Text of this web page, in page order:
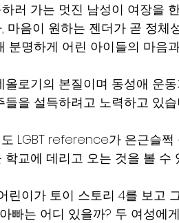
러 가는 멋진 남성이 여장을
마음이 원하는 젠더가 곧 정체
분명하게 어린 아이들의 마음
올로기의 본질이며 동성애 운
을 설득하려고 노력하고 있습
LGBT reference가 은근슬쩍
교에 데리고 오는 것을 볼 수
린이가 토이 스토리 4를 보고
빠는 어디 있을까? 두 여성에